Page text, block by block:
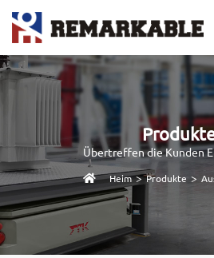
Übertreffen die Kunden
Heim > Produkte >